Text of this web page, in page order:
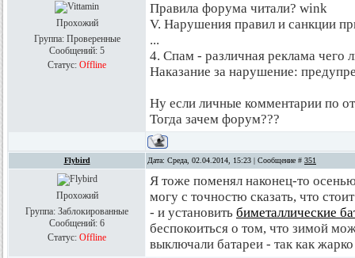
Прохожий
Группа: Проверенные
Сообщений: 5
Статус: Offline
Правила форума читали? wink
V. Нарушения правил и санкции
...
4. Спам - различная реклама чего
Наказание за нарушение:
Ну если личные комментарии по
Тогда зачем форум???
Flybird Дата: Среда, 02.04.2014, 15:23 | Сообщение # 351
Прохожий
Группа: Заблокированные
Сообщений: 6
Статус: Offline
Я тоже поменял наконец-то
могу с точностю сказать, что
- и установить биметаллические
беспокоиться о том, что зимой
выключали батареи - так как